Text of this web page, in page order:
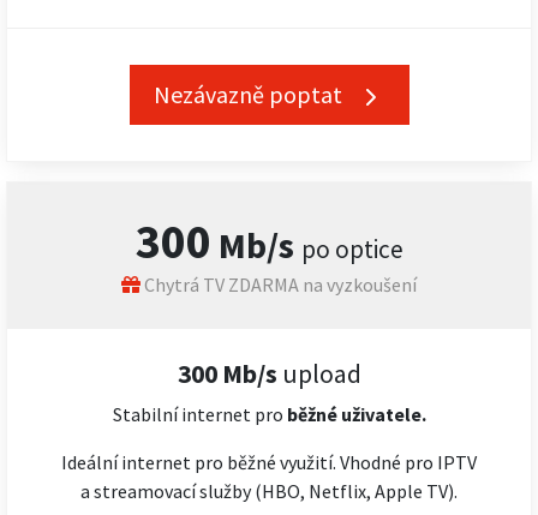
300 Mb/s po optice
Chytrá TV ZDARMA na vyzkoušení
300 Mb/s upload
Stabilní internet pro běžné uživatele.
Ideální internet pro běžné využití. Vhodné pro IPTV
a streamovací služby (HBO, Netflix, Apple TV).
Nezávazně poptat